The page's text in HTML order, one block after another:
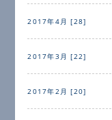
2017年4月 [28]
2017年3月 [22]
2017年2月 [20]